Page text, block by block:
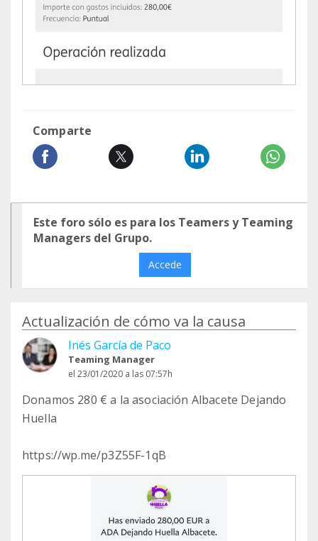
Comparte
Este foro sólo es para los Teamers y Teaming
Managers del Grupo.
Accede
Actualización de cómo va la causa
Inés García de Paco
Teaming Manager
el 23/01/2020 a las 07:57h
Donamos 280 € a la asociación Albacete Dejando
Huella
https://wp.me/p3Z55F-1qB